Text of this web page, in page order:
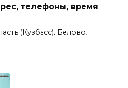
телефоны, время
(Кузбасс), Белово,